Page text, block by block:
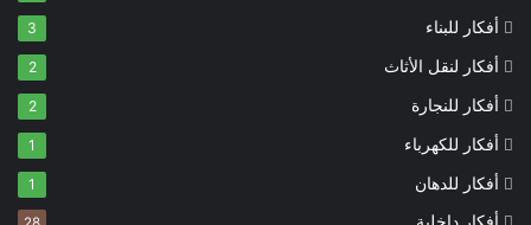
أفكار للبناء 3
أفكار لنقل الأثاث 2
أفكار للنجارة 2
أفكار للكهرباء 1
أفكار للدهان 1